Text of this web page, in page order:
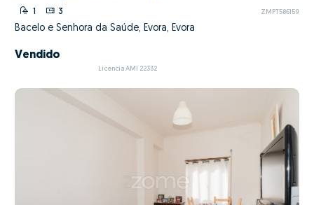
1 3 ZMPT586159
Bacelo e Senhora da Saúde, Évora, Évora
Vendido
Licencia AMI 22332